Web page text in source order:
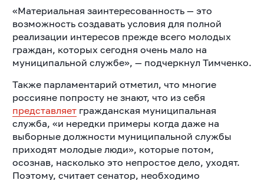
«Материальная заинтересованность — это
возможность создавать условия для полной
реализации интересов прежде всего молодых
граждан, которых сегодня очень мало на
муниципальной службе», — подчеркнул Тимченко.
Также парламентарий отметил, что многие
россияне попросту не знают, что из себя
представляетгражданская муниципальная
служба, «и нередки примеры когда даже на
выборные должности муниципальной службы
приходят молодые люди», которые потом,
осознав, насколько это непростое дело, уходят.
Поэтому, считает сенатор, необходимо